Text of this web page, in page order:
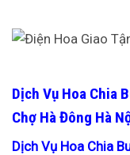
Dịch Vụ Hoa Chia
Chợ Hà Đông Hà
Dịch Vụ Hoa Chia